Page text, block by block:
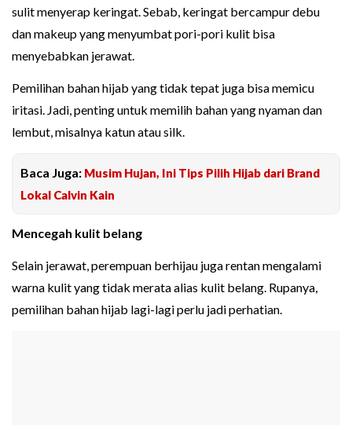
sulit menyerap keringat. Sebab, keringat bercampur debu
dan makeup yang menyumbat pori-pori kulit bisa
menyebabkan jerawat.
Pemilihan bahan hijab yang tidak tepat juga bisa memicu
iritasi. Jadi, penting untuk memilih bahan yang nyaman dan
lembut, misalnya katun atau silk.
Baca Juga: Musim Hujan, Ini Tips Pilih Hijab dari Brand
Lokal Calvin Kain
Mencegah kulit belang
Selain jerawat, perempuan berhijau juga rentan mengalami
warna kulit yang tidak merata alias kulit belang. Rupanya,
pemilihan bahan hijab lagi-lagi perlu jadi perhatian.